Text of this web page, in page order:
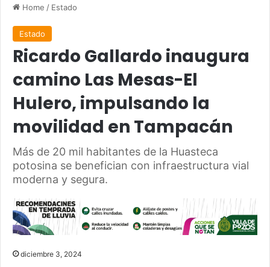
Home / Estado
Estado
Ricardo Gallardo inaugura
camino Las Mesas-El
Hulero, impulsando la
movilidad en Tampacán
Más de 20 mil habitantes de la Huasteca
potosina se benefician con infraestructura vial
moderna y segura.
diciembre 3, 2024